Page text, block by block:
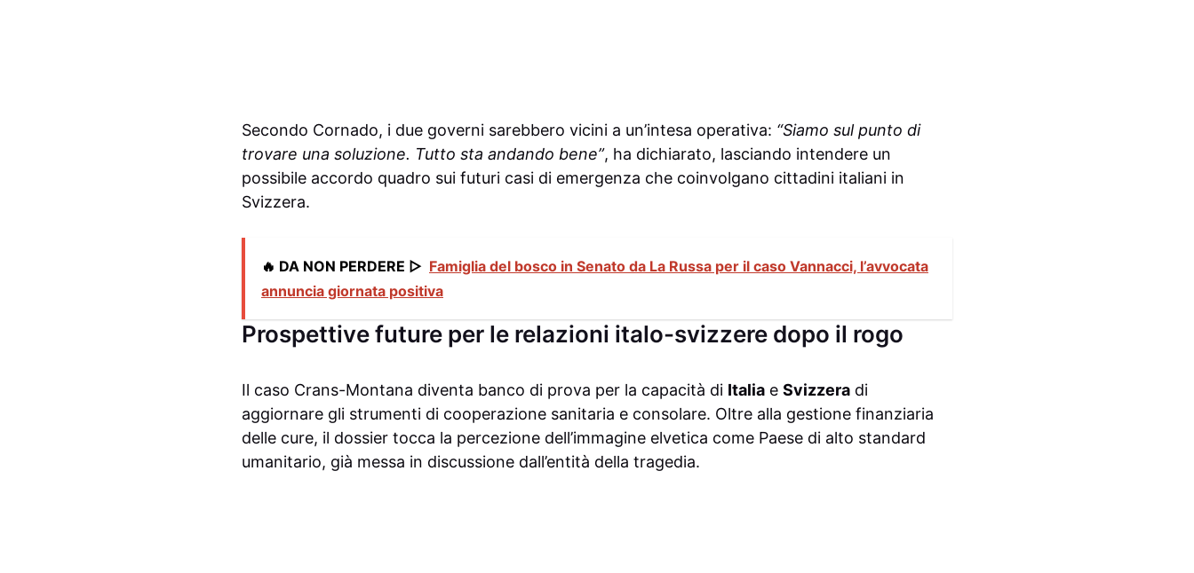
Secondo Cornado, i due governi sarebbero vicini a un’intesa operativa: “Siamo sul punto di
trovare una soluzione. Tutto sta andando bene”, ha dichiarato, lasciando intendere un
possibile accordo quadro sui futuri casi di emergenza che coinvolgano cittadini italiani in
Svizzera.
🔥 DA NON PERDERE ▷ Famiglia del bosco in Senato da La Russa per il caso Vannacci, l’avvocata
annuncia giornata positiva
Prospettive future per le relazioni italo-svizzere dopo il rogo
Il caso Crans-Montana diventa banco di prova per la capacità di Italia e Svizzera di
aggiornare gli strumenti di cooperazione sanitaria e consolare. Oltre alla gestione finanziaria
delle cure, il dossier tocca la percezione dell’immagine elvetica come Paese di alto standard
umanitario, già messa in discussione dall’entità della tragedia.